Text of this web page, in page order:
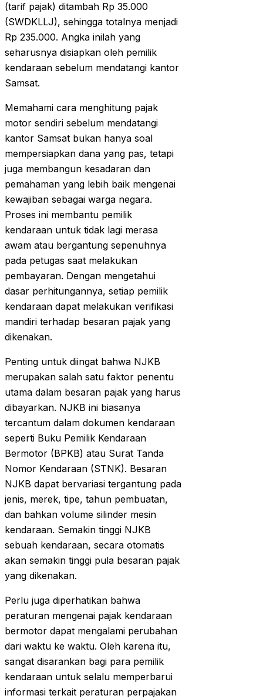
(tarif pajak) ditambah Rp 35.000
(SWDKLLJ), sehingga totalnya menjadi
Rp 235.000. Angka inilah yang
seharusnya disiapkan oleh pemilik
kendaraan sebelum mendatangi kantor
Samsat.
Memahami cara menghitung pajak
motor sendiri sebelum mendatangi
kantor Samsat bukan hanya soal
mempersiapkan dana yang pas, tetapi
juga membangun kesadaran dan
pemahaman yang lebih baik mengenai
kewajiban sebagai warga negara.
Proses ini membantu pemilik
kendaraan untuk tidak lagi merasa
awam atau bergantung sepenuhnya
pada petugas saat melakukan
pembayaran. Dengan mengetahui
dasar perhitungannya, setiap pemilik
kendaraan dapat melakukan verifikasi
mandiri terhadap besaran pajak yang
dikenakan.
Penting untuk diingat bahwa NJKB
merupakan salah satu faktor penentu
utama dalam besaran pajak yang harus
dibayarkan. NJKB ini biasanya
tercantum dalam dokumen kendaraan
seperti Buku Pemilik Kendaraan
Bermotor (BPKB) atau Surat Tanda
Nomor Kendaraan (STNK). Besaran
NJKB dapat bervariasi tergantung pada
jenis, merek, tipe, tahun pembuatan,
dan bahkan volume silinder mesin
kendaraan. Semakin tinggi NJKB
sebuah kendaraan, secara otomatis
akan semakin tinggi pula besaran pajak
yang dikenakan.
Perlu juga diperhatikan bahwa
peraturan mengenai pajak kendaraan
bermotor dapat mengalami perubahan
dari waktu ke waktu. Oleh karena itu,
sangat disarankan bagi para pemilik
kendaraan untuk selalu memperbarui
informasi terkait peraturan perpajakan